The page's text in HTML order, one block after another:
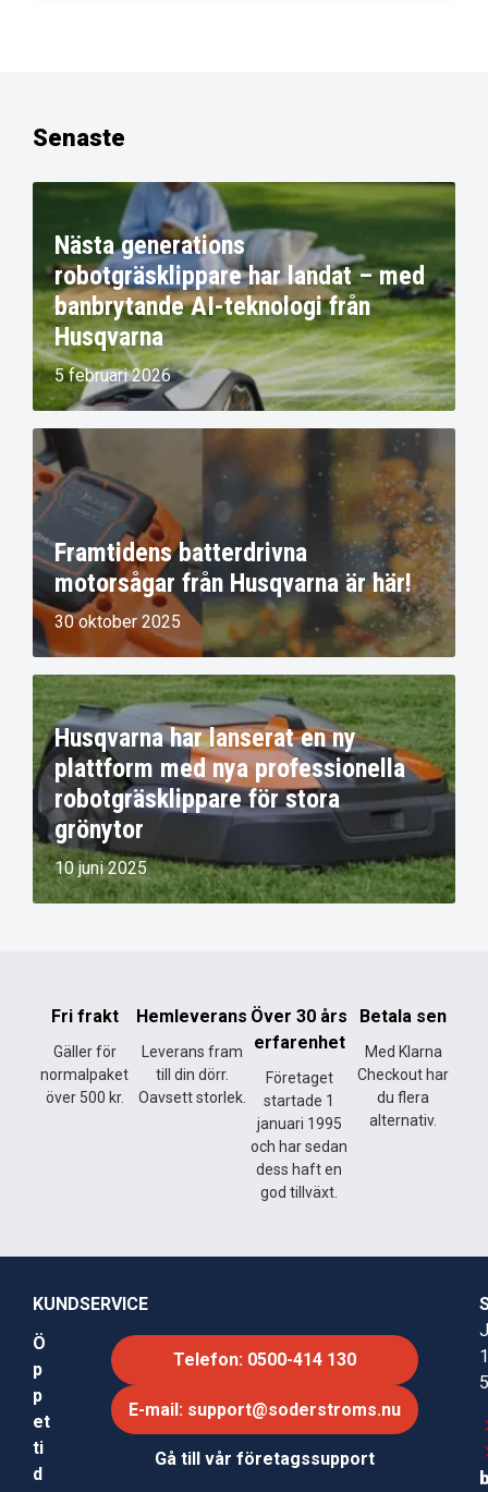
Senaste
Nästa generations
robotgräsklippare har landat – med
banbrytande AI-teknologi från
Husqvarna
5 februari 2026
Framtidens batterdrivna
motorsågar från Husqvarna är här!
30 oktober 2025
Husqvarna har lanserat en ny
plattform med nya professionella
robotgräsklippare för stora
grönytor
10 juni 2025
Fri frakt
Gäller för
normalpaket
över 500 kr.
Hemleverans
Leverans fram
till din dörr.
Oavsett storlek.
Över 30 års
erfarenhet
Företaget
startade 1
januari 1995
och har sedan
dess haft en
god tillväxt.
Betala sen
Med Klarna
Checkout har
du flera
alternativ.
KUNDSERVICE
Ö
p
p
et
ti
d
Telefon: 0500-414 130
E-mail: support@soderstroms.nu
Gå till vår företagssupport